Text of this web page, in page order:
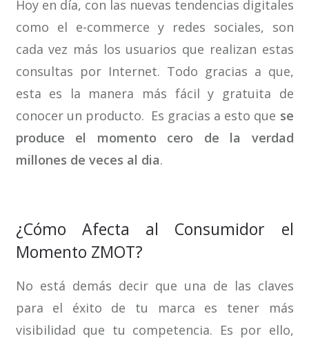
Hoy en día, con las nuevas tendencias digitales
como el e-commerce y redes sociales, son
cada vez más los usuarios que realizan estas
consultas por Internet. Todo gracias a que,
esta es la manera más fácil y gratuita de
conocer un producto. Es gracias a esto que se
produce el momento cero de la verdad
millones de veces al dia.
¿Cómo Afecta al Consumidor el
Momento ZMOT?
No está demás decir que una de las claves
para el éxito de tu marca es tener más
visibilidad que tu competencia. Es por ello,